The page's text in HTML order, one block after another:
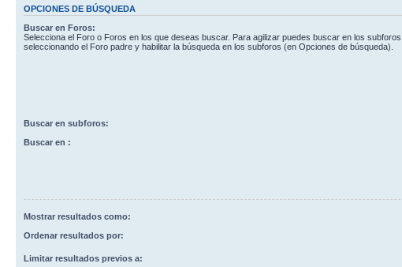
OPCIONES DE BÚSQUEDA
Buscar en Foros:
Selecciona el Foro o Foros en los que deseas buscar. Para agilizar puedes buscar en los subforos
seleccionando el Foro padre y habilitar la búsqueda en los subforos (en Opciones de búsqueda).
Buscar en subforos:
Buscar en :
Mostrar resultados como:
Ordenar resultados por:
Limitar resultados previos a: